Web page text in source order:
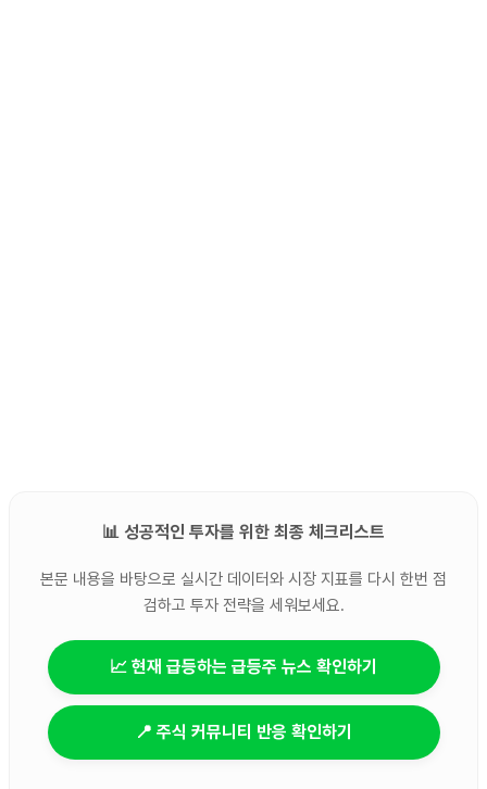
📊 성공적인 투자를 위한 최종 체크리스트
본문 내용을 바탕으로 실시간 데이터와 시장 지표를 다시 한번 점
검하고 투자 전략을 세워보세요.
📈 현재 급등하는 급등주 뉴스 확인하기
📍 주식 커뮤니티 반응 확인하기